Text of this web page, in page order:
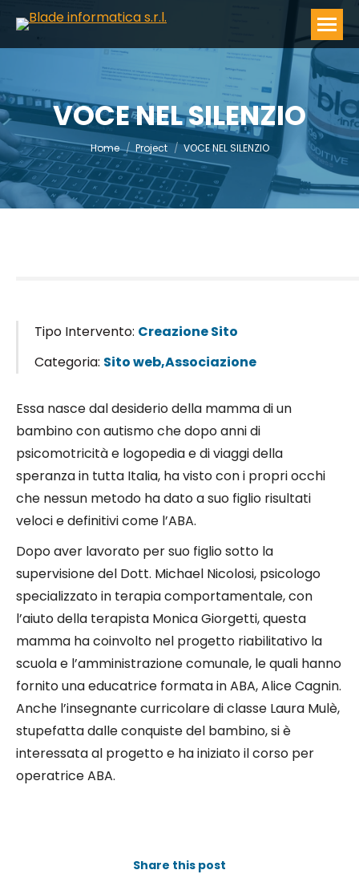
VOCE NEL SILENZIO
You are here:
Home Project VOCE NEL SILENZIO
Tipo Intervento: Creazione Sito
Categoria: Sito web,Associazione
Essa nasce dal desiderio della mamma di un
bambino con autismo che dopo anni di
psicomotricità e logopedia e di viaggi della
speranza in tutta Italia, ha visto con i propri occhi
che nessun metodo ha dato a suo figlio risultati
veloci e definitivi come l’ABA.
Dopo aver lavorato per suo figlio sotto la
supervisione del Dott. Michael Nicolosi, psicologo
specializzato in terapia comportamentale, con
l’aiuto della terapista Monica Giorgetti, questa
mamma ha coinvolto nel progetto riabilitativo la
scuola e l’amministrazione comunale, le quali hanno
fornito una educatrice formata in ABA, Alice Cagnin.
Anche l’insegnante curricolare di classe Laura Mulè,
stupefatta dalle conquiste del bambino, si è
interessata al progetto e ha iniziato il corso per
operatrice ABA.
Share this post